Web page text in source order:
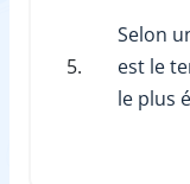
5.
Selon
est le
le plus